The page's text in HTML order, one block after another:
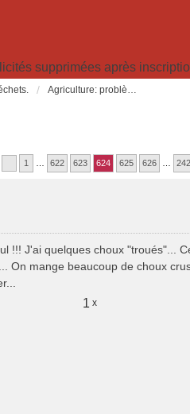
supprimées après
Agriculture: problèmes et pollutions, nouvelles techniques et solutions
1 622 623 624 625 626
!!! J'ai quelques choux "troués"...
On mange beaucoup de choux
1 x